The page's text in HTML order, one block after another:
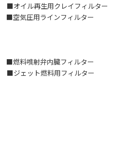
再生用クレイフィルター
気圧用ラインフィルター
料噴射弁内臓フィルター
ト燃料用フィルター